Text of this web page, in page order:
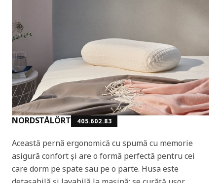
NORDSTÅLÖRT 405.602.83
Această pernă ergonomică cu spumă cu memorie
asigură confort și are o formă perfectă pentru cei
care dorm pe spate sau pe o parte. Husa este